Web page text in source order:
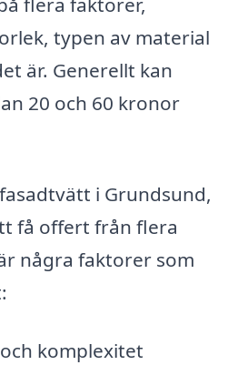
typen av material
är. Generellt kan
20 och 60 kronor
i Grundsund,
få offert från flera
några faktorer som
komplexitet